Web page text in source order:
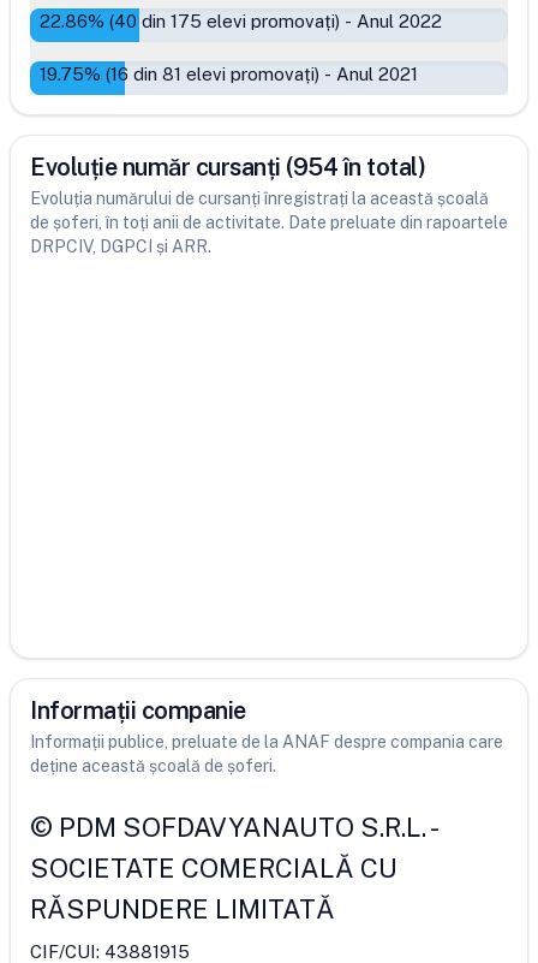
22.86% (40 din 175 elevi promovați) - Anul 2022
19.75% (16 din 81 elevi promovați) - Anul 2021
Evoluție număr cursanți (954 în total)
Evoluția numărului de cursanți înregistrați la această școală
de șoferi, în toți anii de activitate. Date preluate din rapoartele
DRPCIV, DGPCI și ARR.
Informații companie
Informații publice, preluate de la ANAF despre compania care
deține această școală de șoferi.
© PDM SOFDAVYANAUTO S.R.L.-
SOCIETATE COMERCIALĂ CU
RĂSPUNDERE LIMITATĂ
CIF/CUI: 43881915